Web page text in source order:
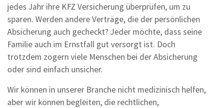
jedes Jahr ihre KFZ Versicherung überprüfen, um zu
sparen. Werden andere Verträge, die der persönlichen
Absicherung auch gecheckt? Jeder möchte, dass seine
Familie auch im Ernstfall gut versorgt ist. Doch
trotzdem zögern viele Menschen bei der Absicherung
oder sind einfach unsicher.
Wir können in unserer Branche nicht medizinisch helfen,
aber wir können begleiten, die rechtlichen,